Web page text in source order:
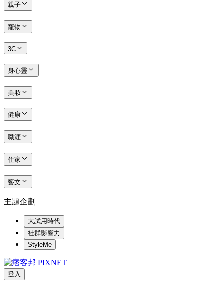
親子
寵物
3C
身心靈
美妝
健康
職涯
住家
藝文
主題企劃
大試用時代
社群影響力
StyleMe
登入